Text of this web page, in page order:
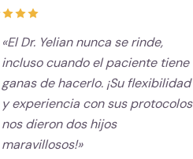
«El Dr. Yelian nunca se rinde,
incluso cuando el paciente tiene
ganas de hacerlo. ¡Su flexibilidad
y experiencia con sus protocolos
nos dieron dos hijos
maravillosos!»